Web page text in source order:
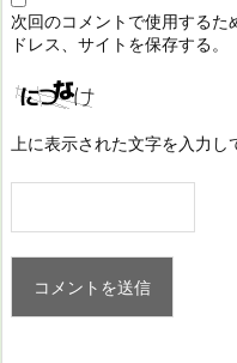
次回のコメントで使用する
ドレス、サイトを保存する。
上に表示された文字を入力し